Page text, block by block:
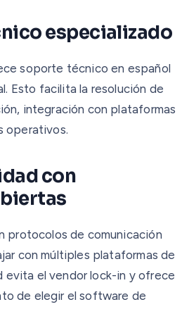
especializado
soporte técnico en español
Esto facilita la resolución de
integración con plataformas
operativos.
con
protocolos de comunicación
con múltiples plataformas de
evita el vendor lock-in y ofrece
de elegir el software de